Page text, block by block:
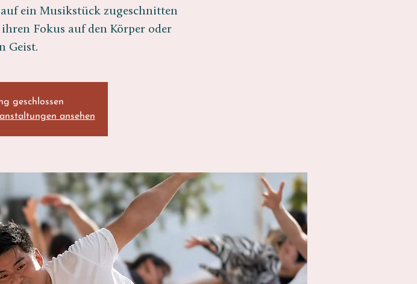
ein Musikstück zugeschnitten
Fokus auf den Körper oder
Geist.
geschlossen
ansehen